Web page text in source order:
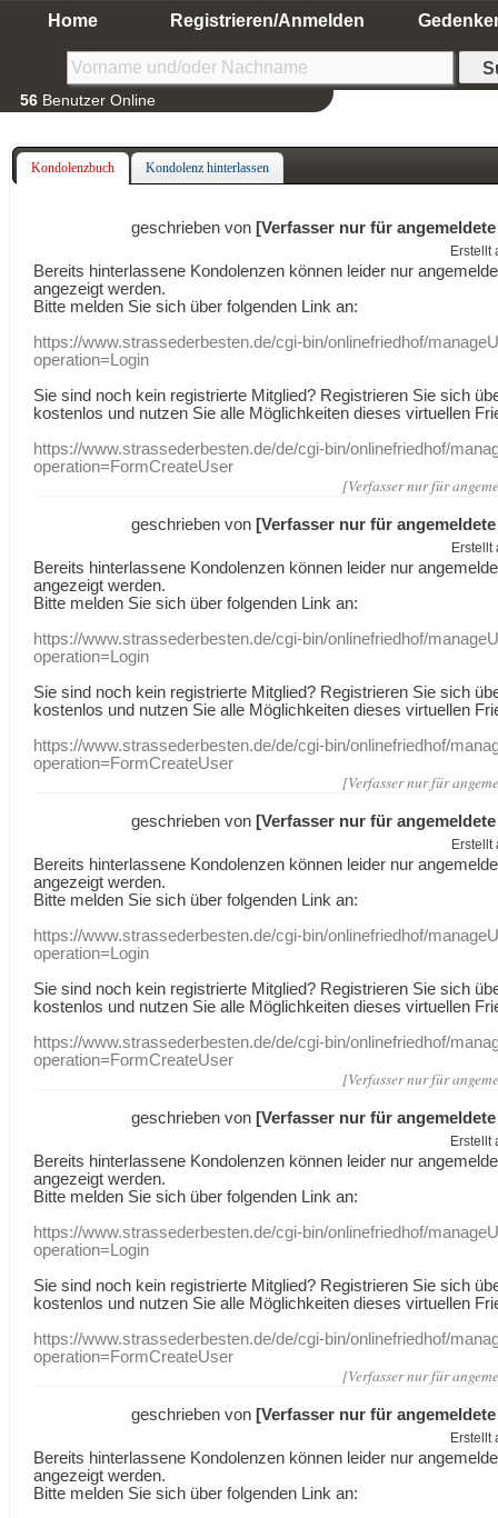
Home Registrieren/Anmelden
56 Benutzer Online
Kondolenzbuch Kondolenz hinterlassen
geschrieben von [Verfasser nur für
Erstellt
Bereits hinterlassene Kondolenzen können leider nur
angezeigt werden.
Bitte melden Sie sich über folgenden Link an:
https://www.strassederbesten.de/cgi-bin/onlinefriedhof/
operation=Login
Sie sind noch kein registrierte Mitglied? Registrieren Sie sich
kostenlos und nutzen Sie alle Möglichkeiten dieses virtuellen
https://www.strassederbesten.de/de/cgi-bin/onlinefriedhof/
operation=FormCreateUser
[Verfasser nur für
geschrieben von [Verfasser nur für
Erstellt
Bereits hinterlassene Kondolenzen können leider nur
angezeigt werden.
Bitte melden Sie sich über folgenden Link an:
https://www.strassederbesten.de/cgi-bin/onlinefriedhof/
operation=Login
Sie sind noch kein registrierte Mitglied? Registrieren Sie sich
kostenlos und nutzen Sie alle Möglichkeiten dieses virtuellen
https://www.strassederbesten.de/de/cgi-bin/onlinefriedhof/
operation=FormCreateUser
[Verfasser nur für
geschrieben von [Verfasser nur für
Erstellt
Bereits hinterlassene Kondolenzen können leider nur
angezeigt werden.
Bitte melden Sie sich über folgenden Link an:
https://www.strassederbesten.de/cgi-bin/onlinefriedhof/
operation=Login
Sie sind noch kein registrierte Mitglied? Registrieren Sie sich
kostenlos und nutzen Sie alle Möglichkeiten dieses virtuellen
https://www.strassederbesten.de/de/cgi-bin/onlinefriedhof/
operation=FormCreateUser
[Verfasser nur für
geschrieben von [Verfasser nur für
Erstellt
Bereits hinterlassene Kondolenzen können leider nur
angezeigt werden.
Bitte melden Sie sich über folgenden Link an:
https://www.strassederbesten.de/cgi-bin/onlinefriedhof/
operation=Login
Sie sind noch kein registrierte Mitglied? Registrieren Sie sich
kostenlos und nutzen Sie alle Möglichkeiten dieses virtuellen
https://www.strassederbesten.de/de/cgi-bin/onlinefriedhof/
operation=FormCreateUser
[Verfasser nur für
geschrieben von [Verfasser nur für
Erstellt
Bereits hinterlassene Kondolenzen können leider nur
angezeigt werden.
Bitte melden Sie sich über folgenden Link an: